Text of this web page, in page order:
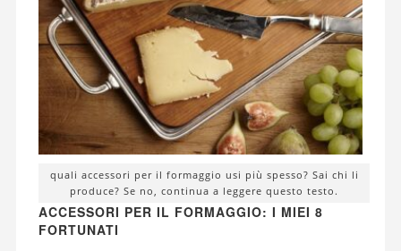
quali accessori per il formaggio usi più spesso? Sai chi li
produce? Se no, continua a leggere questo testo.
ACCESSORI PER IL FORMAGGIO: I MIEI 8
FORTUNATI